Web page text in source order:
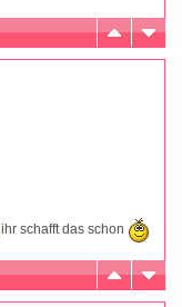
ihr schafft das schon